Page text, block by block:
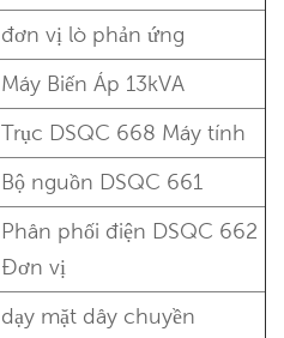
đơn vị lò phản ứng
Máy Biến Áp 13kVA
Trục DSQC 668 Máy tính
Bộ nguồn DSQC 661
Phân phối điện DSQC 662
Đơn vị
dạy mặt dây chuyền